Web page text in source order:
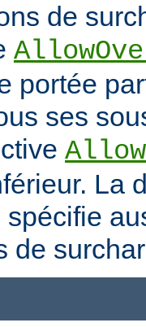
de
portée
ses
La
de